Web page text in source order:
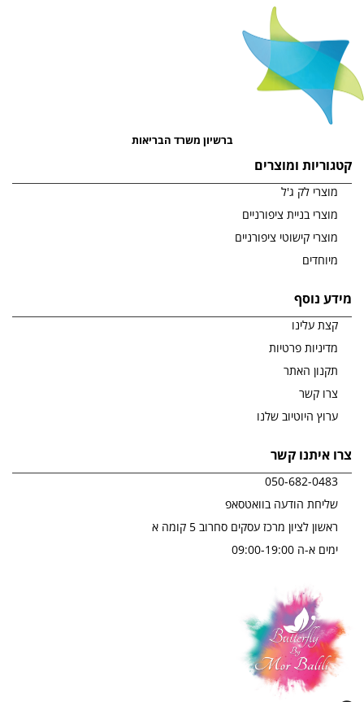
ברשיון משרד הבריאות
קטגוריות ומוצרים
מוצרי לק ג'ל
מוצרי בניית ציפורניים
מוצרי קישוטי ציפורניים
מיוחדים
מידע נוסף
קצת עלינו
מדיניות פרטיות
תקנון האתר
צרו קשר
ערוץ היוטיוב שלנו
צרו איתנו קשר
050-682-0483
שליחת הודעה בוואטסאפ
ראשון לציון מרכז עסקים סחרוב 5 קומה א
ימים א-ה 09:00-19:00